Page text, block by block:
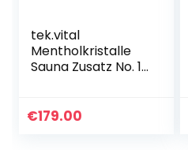
tek.vital
Mentholkristalle
Sauna Zusatz No. 1
Lebensmittelqualit
€179.00